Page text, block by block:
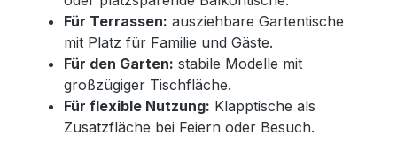
Für Terrassen: ausziehbare Gartentische
mit Platz für Familie und Gäste.
Für den Garten: stabile Modelle mit
großzügiger Tischfläche.
Für flexible Nutzung: Klapptische als
Zusatzfläche bei Feiern oder Besuch.